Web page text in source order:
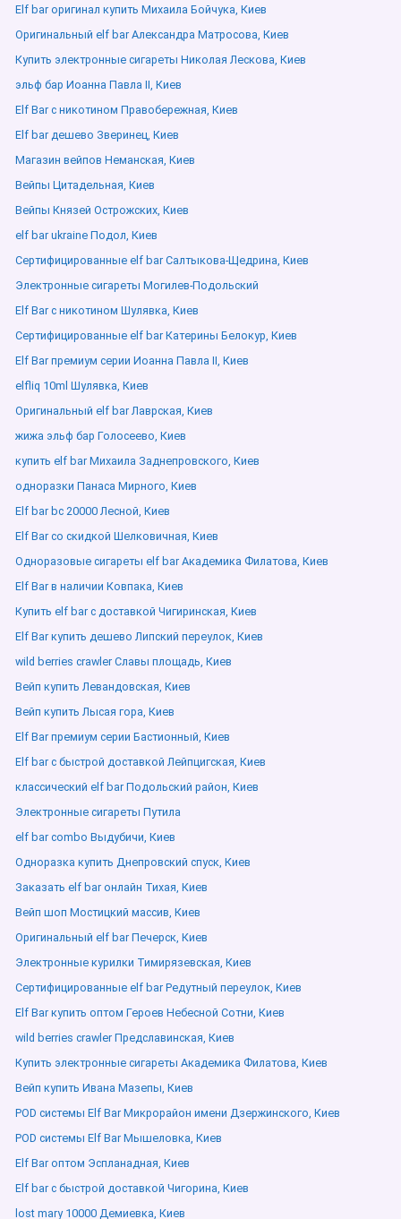
Elf bar оригинал купить Михаила Бойчука, Киев
Оригинальный elf bar Александра Матросова, Киев
Купить электронные сигареты Николая Лескова, Киев
эльф бар Иоанна Павла ІІ, Киев
Elf Bar с никотином Правобережная, Киев
Elf bar дешево Зверинец, Киев
Магазин вейпов Неманская, Киев
Вейпы Цитадельная, Киев
Вейпы Князей Острожских, Киев
elf bar ukraine Подол, Киев
Сертифицированные elf bar Салтыкова-Щедрина, Киев
Электронные сигареты Могилев-Подольский
Elf Bar с никотином Шулявка, Киев
Сертифицированные elf bar Катерины Белокур, Киев
Elf Bar премиум серии Иоанна Павла ІІ, Киев
elfliq 10ml Шулявка, Киев
Оригинальный elf bar Лаврская, Киев
жижа эльф бар Голосеево, Киев
купить elf bar Михаила Заднепровского, Киев
одноразки Панаса Мирного, Киев
Elf bar bc 20000 Лесной, Киев
Elf Bar со скидкой Шелковичная, Киев
Одноразовые сигареты elf bar Академика Филатова, Киев
Elf Bar в наличии Ковпака, Киев
Купить elf bar с доставкой Чигиринская, Киев
Elf Bar купить дешево Липский переулок, Киев
wild berries crawler Славы площадь, Киев
Вейп купить Левандовская, Киев
Вейп купить Лысая гора, Киев
Elf Bar премиум серии Бастионный, Киев
Elf bar с быстрой доставкой Лейпцигская, Киев
классический elf bar Подольский район, Киев
Электронные сигареты Путила
elf bar combo Выдубичи, Киев
Одноразка купить Днепровский спуск, Киев
Заказать elf bar онлайн Тихая, Киев
Вейп шоп Мостицкий массив, Киев
Оригинальный elf bar Печерск, Киев
Электронные курилки Тимирязевская, Киев
Сертифицированные elf bar Редутный переулок, Киев
Elf Bar купить оптом Героев Небесной Сотни, Киев
wild berries crawler Предславинская, Киев
Купить электронные сигареты Академика Филатова, Киев
Вейп купить Ивана Мазепы, Киев
POD системы Elf Bar Микрорайон имени Дзержинского, Киев
POD системы Elf Bar Мышеловка, Киев
Elf Bar оптом Эспланадная, Киев
Elf bar с быстрой доставкой Чигорина, Киев
lost mary 10000 Демиевка, Киев